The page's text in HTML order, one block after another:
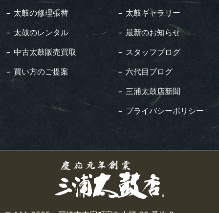
− 太鼓の修理張替
− 太鼓のレンタル
− 中古太鼓販売買取
− 買い方のご提案
− 太鼓ギャラリー
− 最新のお知らせ
− スタッフブログ
− 六代目ブログ
− 三浦太鼓店新聞
− プライバシーポリシー